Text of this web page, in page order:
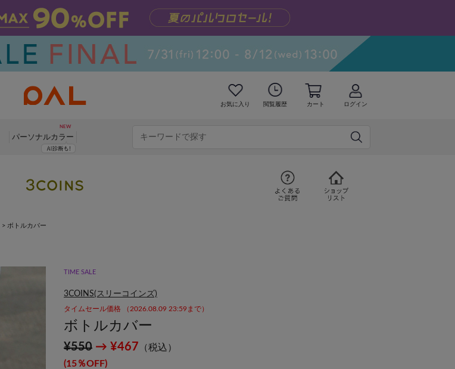
お気に入り 閲覧履歴 カート ログイン
パーソナルカラー
> ボトルカバー
TIME SALE
3COINS(スリーコインズ)
タイムセール価格 （2026.08.09 23:59まで）
ボトルカバー
¥550 → ¥467 （税込）
(15％OFF)